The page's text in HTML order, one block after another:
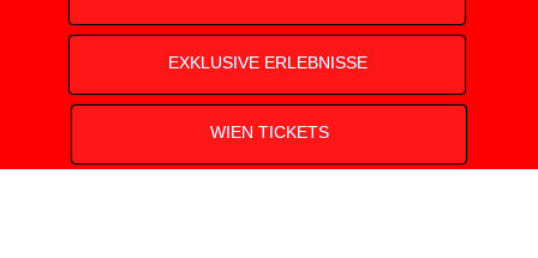
EXKLUSIVE ERLEBNISSE
WIEN TICKETS